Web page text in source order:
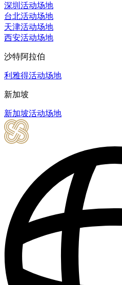
深圳活动场地
台北活动场地
天津活动场地
西安活动场地
沙特阿拉伯
利雅得活动场地
新加坡
新加坡活动场地